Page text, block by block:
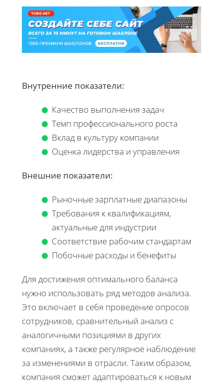
Внутренние показатели:
Качество выполнения задач
Темп профессионального роста
Вклад в культуру компании
Оценка лидерства и управления
Внешние показатели:
Рыночные зарплатные диапазоны
Требования к квалификациям,
актуальные для индустрии
Соответствие рабочим стандартам
Побочные расходы и бенефиты
Для достижения оптимального баланса
нужно использовать ряд методов анализа.
Это включает в себя проведение опросов
сотрудников, сравнительный анализ с
аналогичными позициями в других
компаниях, а также регулярное наблюдение
за изменениями в отрасли. Таким образом,
компания сможет адаптироваться к новым